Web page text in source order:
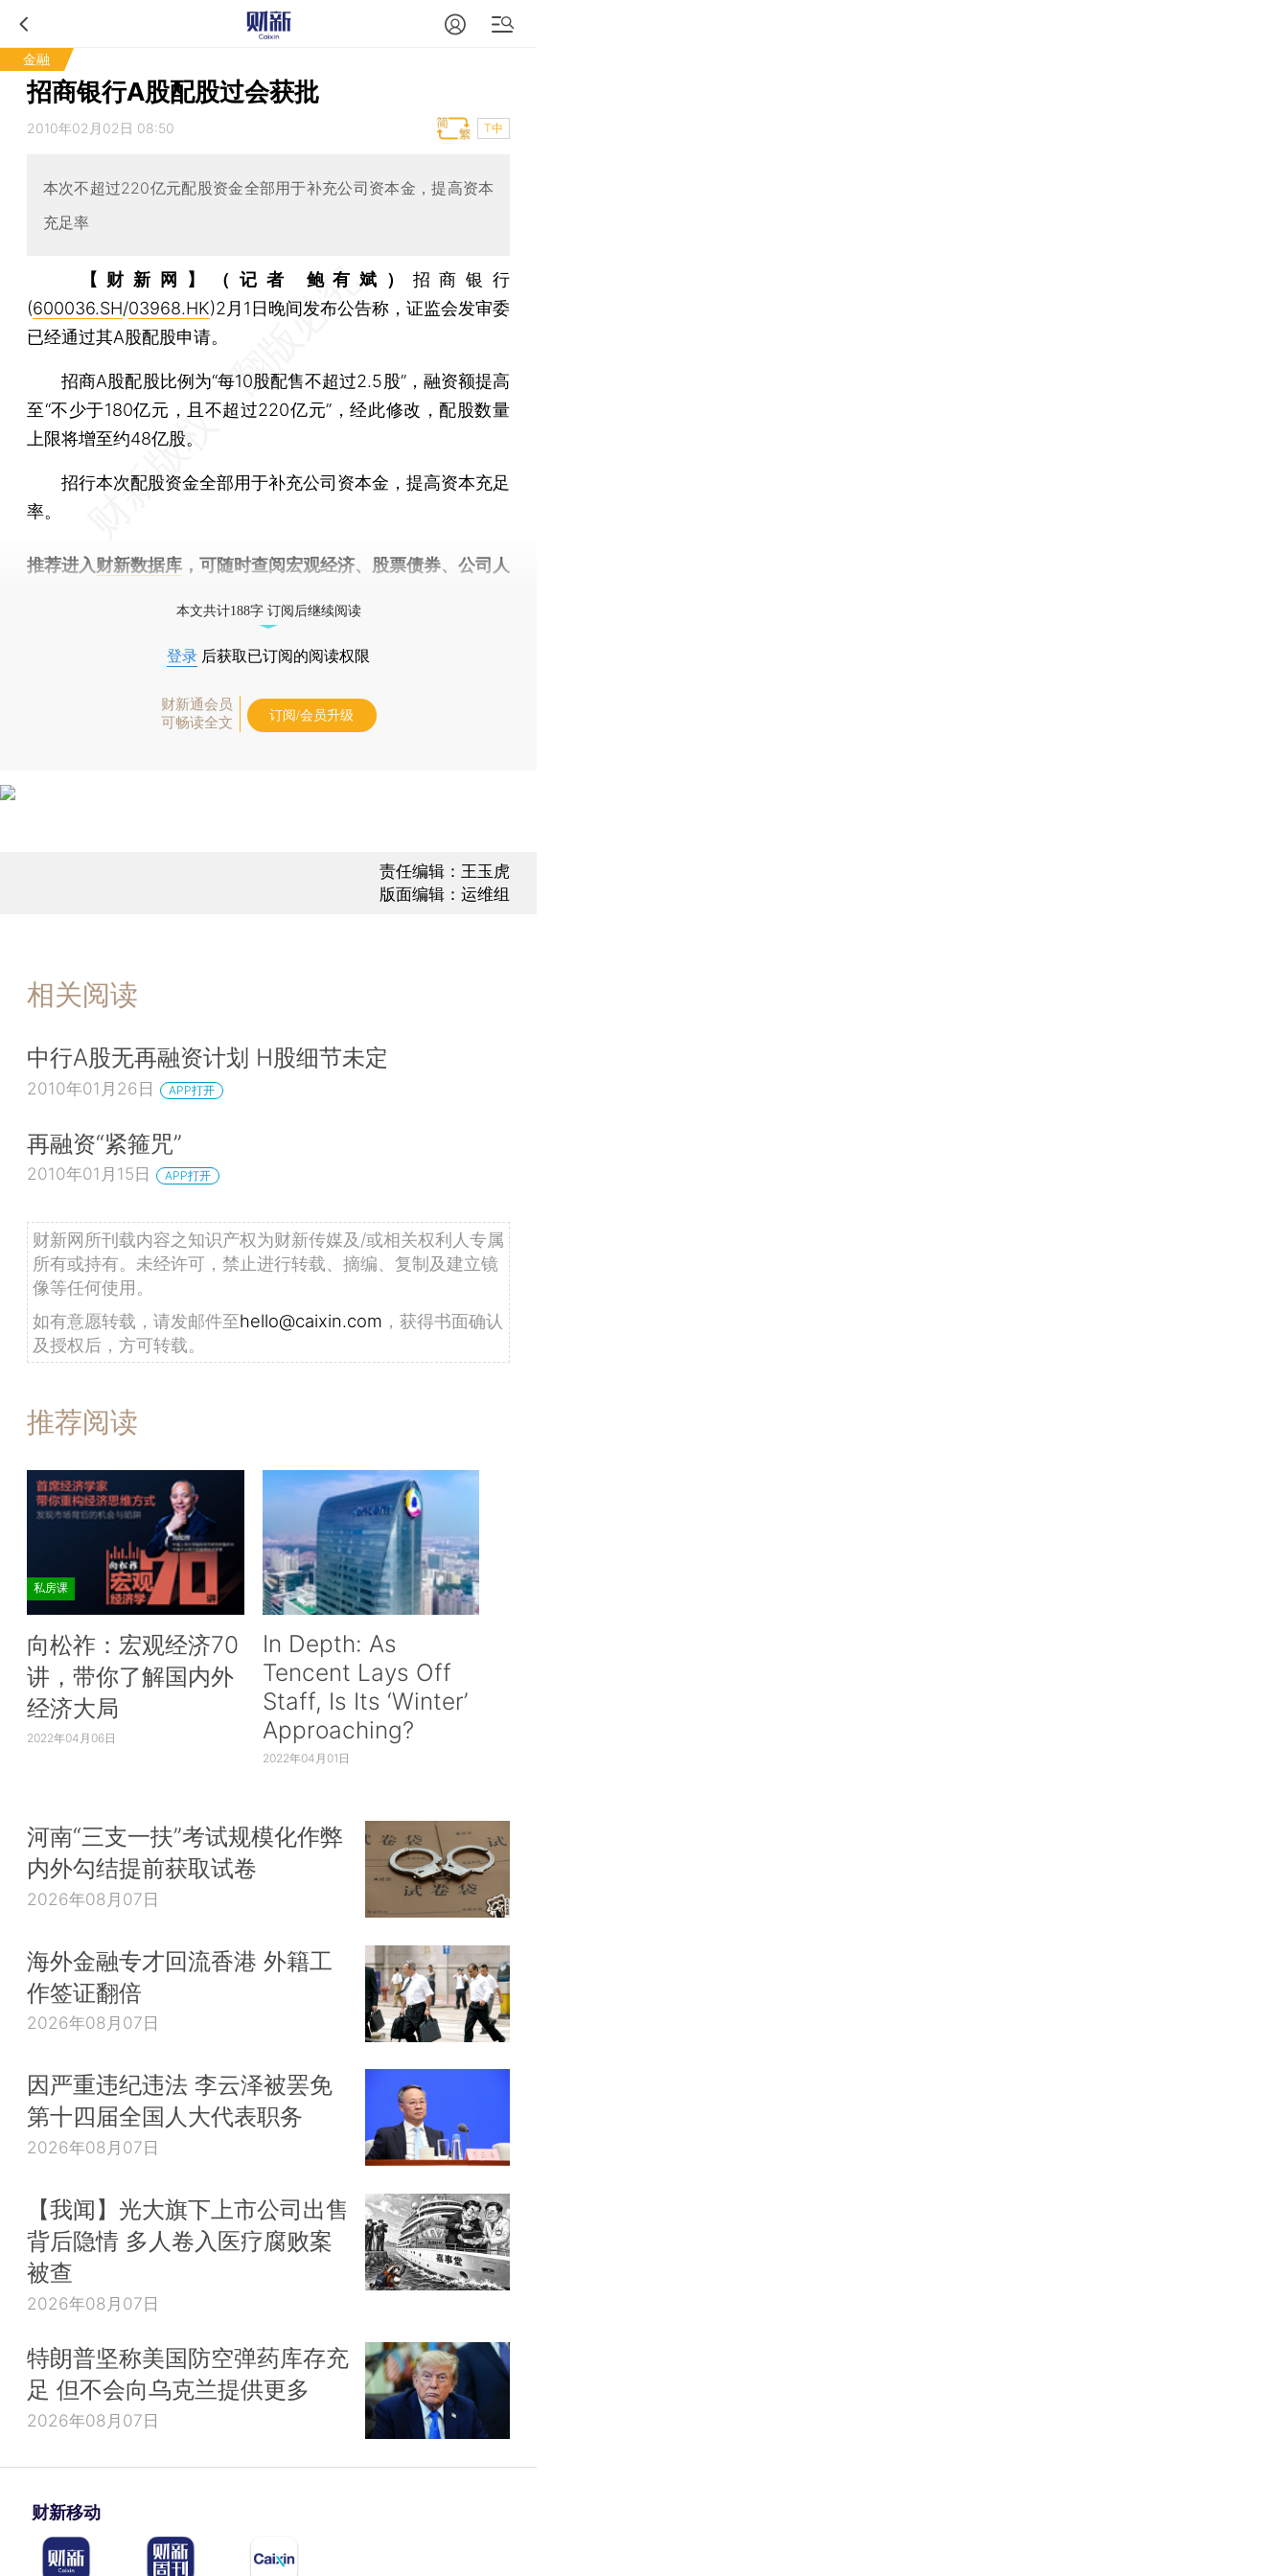
金融
招商银行A股配股过会获批
2010年02月02日 08:50 T中
本次不超过220亿元配股资金全部用于补充公司资本金，提高资本
充足率
【财新网】（记者 鲍有斌） 招商银行
(600036.SH/03968.HK)2月1日晚间发布公告称，证监会发审委
已经通过其A股配股申请。
招商A股配股比例为“每10股配售不超过2.5股”，融资额提高
至“不少于180亿元，且不超过220亿元”，经此修改，配股数量
上限将增至约48亿股。
招行本次配股资金全部用于补充公司资本金，提高资本充足
率。
推荐进入财新数据库 ，可随时查阅宏观经济、股票债券、公司人
本文共计188字 订阅后继续阅读
登录 后获取已订阅的阅读权限
财新通会员
可畅读全文
订阅/会员升级
责任编辑：王玉虎
版面编辑：运维组
相关阅读
中行A股无再融资计划 H股细节未定
2010年01月26日 APP打开
再融资“紧箍咒”
2010年01月15日 APP打开
财新网所刊载内容之知识产权为财新传媒及/或相关权利人专属
所有或持有。未经许可，禁止进行转载、摘编、复制及建立镜
像等任何使用。
如有意愿转载，请发邮件至hello@caixin.com ，获得书面确认
及授权后，方可转载。
推荐阅读
私房课
向松祚：宏观经济70
讲，带你了解国内外
经济大局
2022年04月06日
In Depth: As
Tencent Lays Off
Staff, Is Its ‘Winter’
Approaching?
2022年04月01日
河南“三支一扶”考试规模化作弊
内外勾结提前获取试卷
2026年08月07日
海外金融专才回流香港 外籍工
作签证翻倍
2026年08月07日
因严重违纪违法 李云泽被罢免
第十四届全国人大代表职务
2026年08月07日
【我闻】光大旗下上市公司出售
背后隐情 多人卷入医疗腐败案
被查
2026年08月07日
特朗普坚称美国防空弹药库存充
足 但不会向乌克兰提供更多
2026年08月07日
财新移动